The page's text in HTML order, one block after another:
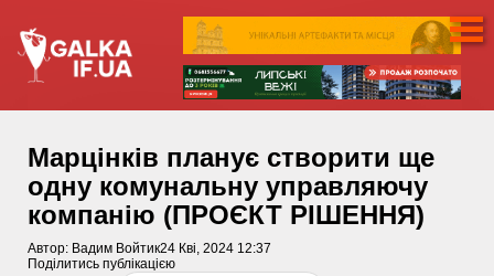
Марцінків планує створити ще
одну комунальну управляючу
компанію (ПРОЄКТ РІШЕННЯ)
Автор: Вадим Войтик24 Кві, 2024 12:37
Поділитись публікацією